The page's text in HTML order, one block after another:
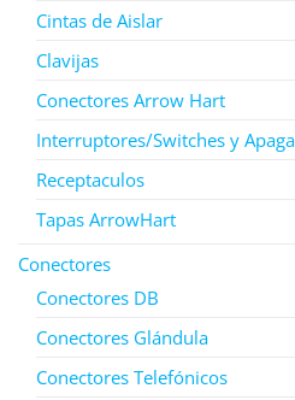
Cintas de Aislar
Clavijas
Conectores Arrow Hart
Interruptores/Switches y
Receptaculos
Tapas ArrowHart
Conectores
Conectores DB
Conectores Glándula
Conectores Telefónicos